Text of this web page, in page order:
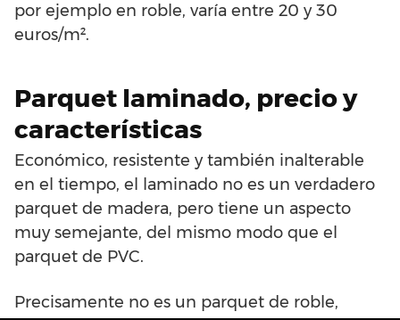
por ejemplo en roble, varía entre 20 y 30
euros/m².
Parquet laminado, precio y
características
Económico, resistente y también inalterable
en el tiempo, el laminado no es un verdadero
parquet de madera, pero tiene un aspecto
muy semejante, del mismo modo que el
parquet de PVC.
Precisamente no es un parquet de roble,